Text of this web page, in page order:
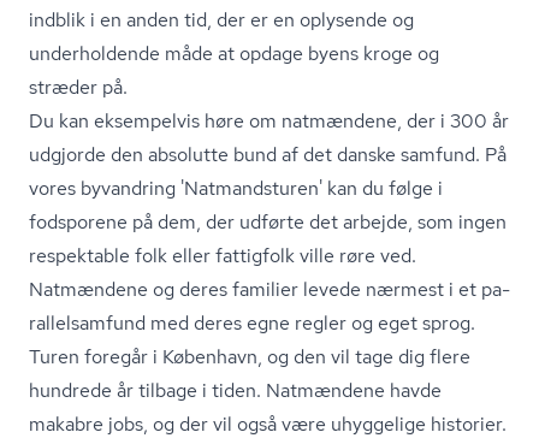
indblik i en anden tid, der er en oplysende og
underholdende måde at opdage byens kroge og
stræder på.
Du kan eksempelvis høre om natmændene, der i 300 år
udgjorde den absolutte bund af det danske samfund. På
vores byvandring 'Nat­mands­tu­ren' kan du følge i
fodsporene på dem, der udførte det arbejde, som ingen
respektable folk eller fattigfolk ville røre ved.
Natmændene og deres familier levede nærmest i et pa­
ral­lel­sam­fund med deres egne regler og eget sprog.
Turen foregår i København, og den vil tage dig flere
hundrede år tilbage i tiden. Natmændene havde
makabre jobs, og der vil også være uhyggelige historier.